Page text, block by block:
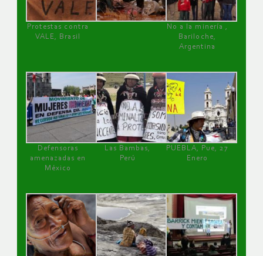
Protestas contra
VALE, Brasil
No a la minería ,
Bariloche,
Argentina
Defensoras
amenazadas en
México
Las Bambas,
Perú
PUEBLA, Pue, 27
Enero